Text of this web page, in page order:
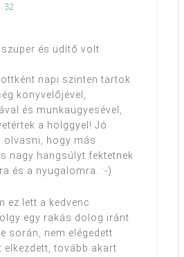
és üdítő volt
napi szinten tartok
könyvelőjével,
és munkaügyesével,
a hölggyel! Jó
hogy más
nagy hangsúlyt fektetnek
és a nyugalomra. :-)
ez lett a kedvenc
egy rakás dolog iránt
során, nem elégedett
elkezdett, tovább akart